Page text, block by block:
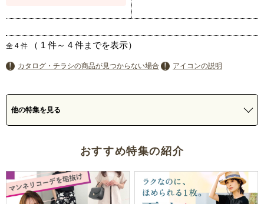
全 4 件 （ 1 件～ 4 件までを表示）
カタログ・チラシの商品が見つからない場合 アイコンの説明
他の特集を見る
おすすめ特集の紹介